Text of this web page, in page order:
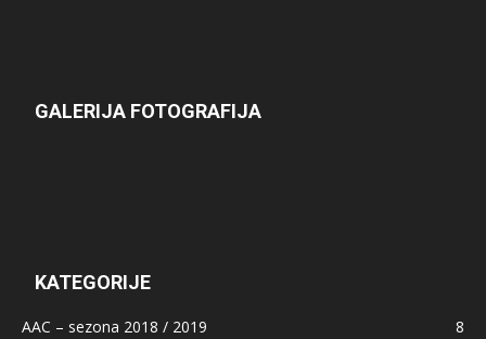
GALERIJA FOTOGRAFIJA
KATEGORIJE
AAC – sezona 2018 / 2019
8